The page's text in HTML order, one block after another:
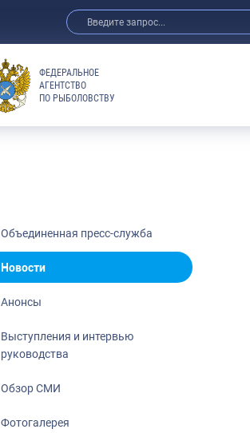
Анонсы
Отраслевые
Выставки и
Рыбоохрана
ФЕДЕРАЛЬНОЕ
АГЕНТСТВО
ПО РЫБОЛОВСТВУ
Объединенная пресс-служба
Новости
Анонсы
Выступления и интервью
руководства
Обзор СМИ
Фотогалерея